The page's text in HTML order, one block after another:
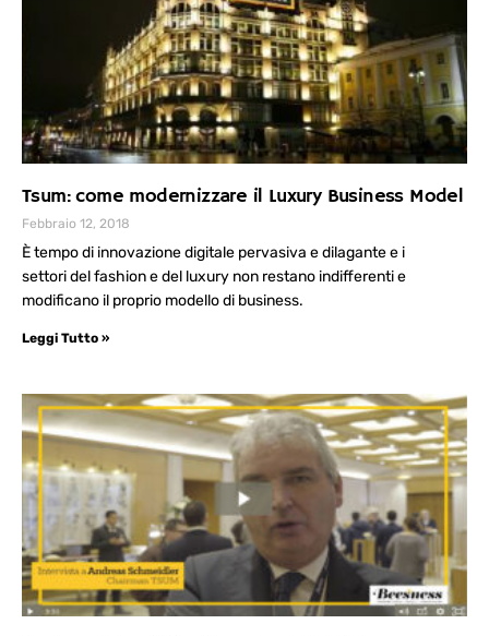
Tsum: come modernizzare il Luxury Business Model
Febbraio 12, 2018
È tempo di innovazione digitale pervasiva e dilagante e i
settori del fashion e del luxury non restano indifferenti e
modificano il proprio modello di business.
Leggi Tutto »